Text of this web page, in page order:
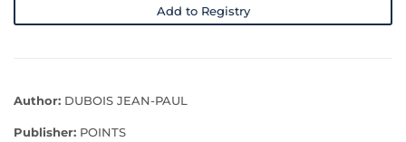
Add to Registry
Author: DUBOIS JEAN-PAUL
Publisher: POINTS